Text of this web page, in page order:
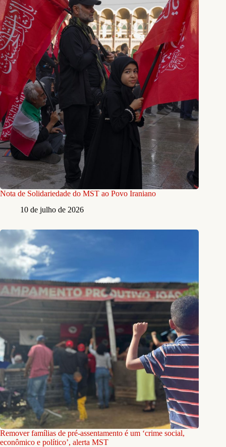
Nota de Solidariedade do MST ao Povo Iraniano
10 de julho de 2026
Remover famílias de pré-assentamento é um ‘crime social,
econômico e político’, alerta MST